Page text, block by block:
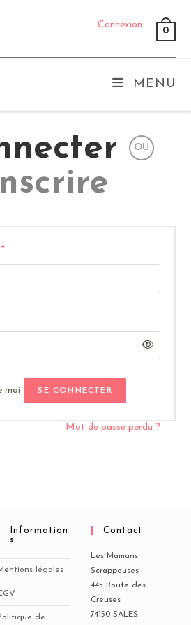
Connexion
0
MENU
OU
*
moi SE CONNECTER
Mot de passe perdu ?
Information
S
légales
de
Contact
Les Mamans
Scrappeuses
445 Route des
Creuses
74150 SALES